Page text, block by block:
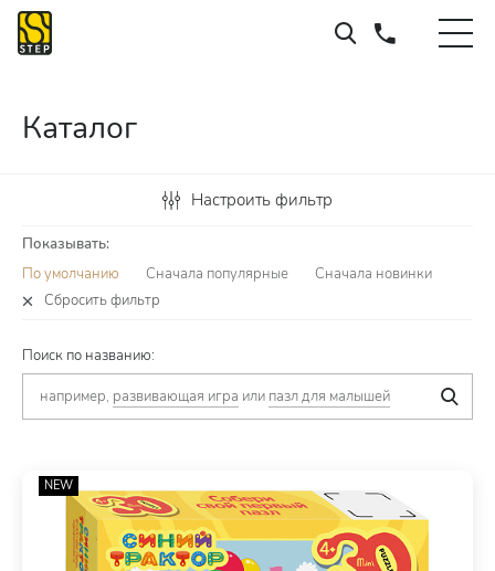
Каталог
Настроить фильтр
Показывать:
По умолчанию
Сначала популярные
Сначала новинки
Сбросить фильтр
Поиск по названию:
например, развивающая игра или пазл для малышей
NEW